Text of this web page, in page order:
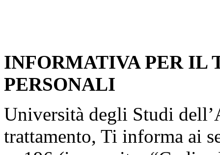
INFORMATIVA PER IL
PERSONALI
Università degli Studi
trattamento, Ti informa ai